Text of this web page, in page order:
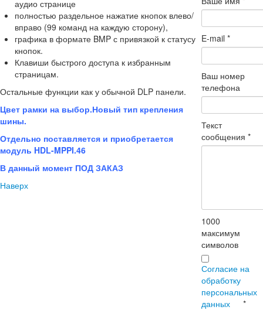
аудио странице
полностью раздельное нажатие кнопок влево/
вправо (99 команд на каждую сторону),
графика в формате BMP с привязкой к статусу
кнопок.
Клавиши быстрого доступа к избранным
страницам.
Остальные функции как у обычной DLP панели.
Цвет рамки на выбор.Новый тип крепления
шины.
Отдельно поставляется и приобретается
модуль HDL-MPPI.46
В данный момент ПОД ЗАКАЗ
Наверх
E-mail*
Ваш номер
телефона
Текст
сообщения*
1000
максимум
символов
Согласие на
обработку
персональных
данных
*